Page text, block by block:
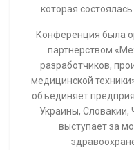
которая
Конференция была
партнерством
разработчиков,
медицинской
объединяет
Украины, Словакии,
выступает за